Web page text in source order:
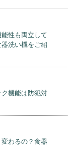
性も両立して
洗い機をご紹
機能は防犯対
わるの？食器